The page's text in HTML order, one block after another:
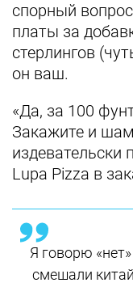
спорный
платы за
стерлингов
он ваш.
«Да, за 100
Закажите и
издевательски
Lupa Pizza в
Я говорю
смешали